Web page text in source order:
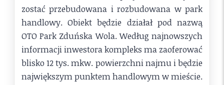
zostać przebudowana i rozbudowana w park
handlowy. Obiekt będzie działał pod nazwą
OTO Park Zduńska Wola. Według najnowszych
informacji inwestora kompleks ma zaoferować
blisko 12 tys. mkw. powierzchni najmu i będzie
największym punktem handlowym w mieście.